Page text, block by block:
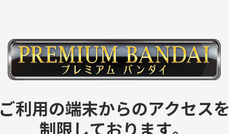
ご利用の端末からのアクセスを
制限しております。